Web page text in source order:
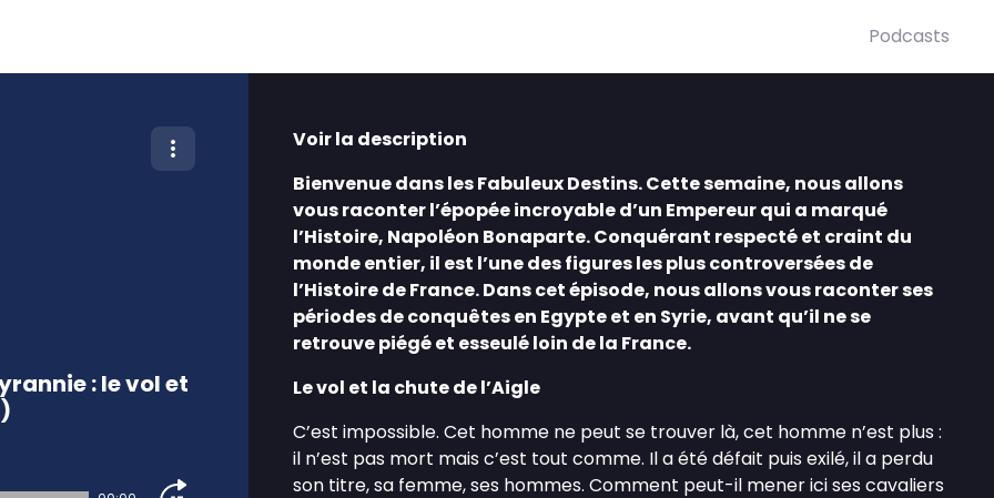
Podcasts
: le vol et
Voir la description
Bienvenue dans les Fabuleux Destins. Cette semaine, nous allons
vous raconter l’épopée incroyable d’un Empereur qui a marqué
l’Histoire, Napoléon Bonaparte. Conquérant respecté et craint du
monde entier, il est l’une des figures les plus controversées de
l’Histoire de France. Dans cet épisode, nous allons vous raconter ses
périodes de conquêtes en Egypte et en Syrie, avant qu’il ne se
retrouve piégé et esseulé loin de la France.
Le vol et la chute de l’Aigle
C’est impossible. Cet homme ne peut se trouver là, cet homme n’est plus :
il n’est pas mort mais c’est tout comme. Il a été défait puis exilé, il a perdu
son titre, sa femme, ses hommes. Comment peut-il mener ici ses cavaliers